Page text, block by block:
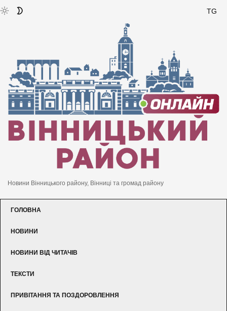
TG
Новини Вінницького району, Вінниці та громад району
ГОЛОВНА
НОВИНИ
НОВИНИ ВІД ЧИТАЧІВ
ТЕКСТИ
ПРИВІТАННЯ ТА ПОЗДОРОВЛЕННЯ